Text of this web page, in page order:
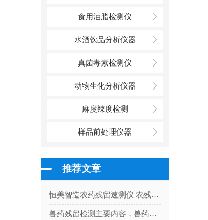
食用油脂检测仪
水酒饮品分析仪器
真菌毒素检测仪
动物生化分析仪器
麻度辣度检测
样品前处理仪器
推荐文章
恒美智造农药残留速测仪 农残检测试剂产品知识图谱：从选型到应用的解析
兽药残留检测主要内容，兽药残留快速检测仪的管理